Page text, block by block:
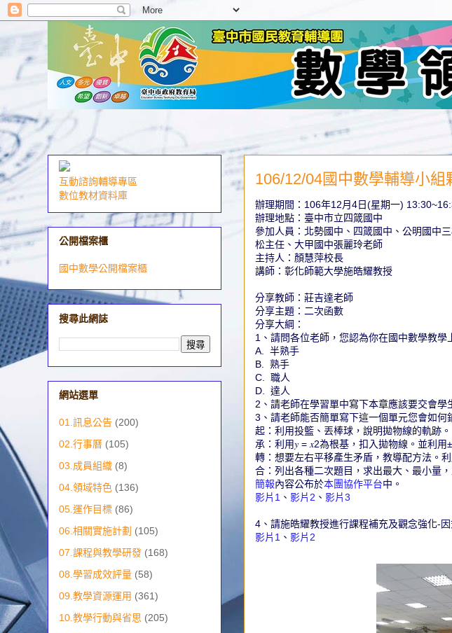
106/12/04國中數學輔導小
辦理期間：106年12月4日(星期一)
辦理地點：臺中市立四箴國中
參加人員：北勢國中、四箴國中、公明國中
松主任、大甲國中張麗玲老師
主持人：顏慧萍校長
講師：彰化師範大學施皓耀教授
分享教師：莊吉達老師
分享主題：二次函數
分享大綱：
1、請問各位老師，您認為你在國中數學教學
A. 半熟手
B. 熟手
C. 職人
D. 達人
2、請老師在學習單中寫下本章應該要交會
3、請老師能否簡單寫下這一個單元您會如何
起：利用投籃、丟棒球，說明拋物線的軌跡。
承：利用𝑦 = 𝑥2為根基，扣入拋物線。並利用
轉：想要左右平移產生矛盾，教導配方法。
合：列出各種二次題目，求出最大、最小量，
簡報內容公布於本團協作平台中。
影片1 、 影片2 、 影片3
4、請施皓耀教授進行課程補充及觀念強化-因
影片1 、 影片2
互動諮詢輔導專區
數位教材資料庫
公開檔案櫃
國中數學公開檔案櫃
搜尋此網誌
網站選單
01.訊息公告 (200)
02.行事曆 (105)
03.成員組織 (8)
04.領域特色 (136)
05.運作目標 (86)
06.相關實施計劃 (105)
07.課程與教學研發 (168)
08.學習成效評量 (58)
09.教學資源運用 (361)
10.教學行動與省思 (205)